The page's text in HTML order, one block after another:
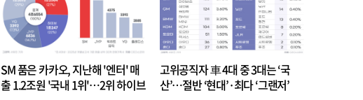
SM 품은 카카오, 지난해 '엔터' 매
출 1.2조원 '국내 1위'…2위 하이브
고위공직자 車 4대 중 3대는 ‘국
산’…절반 ‘현대’·최다 ‘그랜저’